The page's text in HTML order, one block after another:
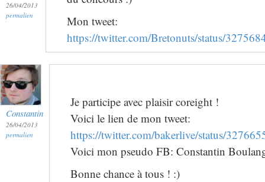
26/04/2013
permalien
Mon tweet:
https://twitter.com/Bretonuts/status/
Constantin
26/04/2013
permalien
Je participe avec plaisir coreight !
Voici le lien de mon tweet:
https://twitter.com/bakerlive/status/
Voici mon pseudo FB: Constantin
Bonne chance à tous ! :)